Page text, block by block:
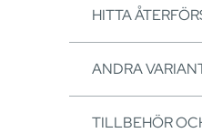
HITTA
ANDRA
TILLBEHÖR